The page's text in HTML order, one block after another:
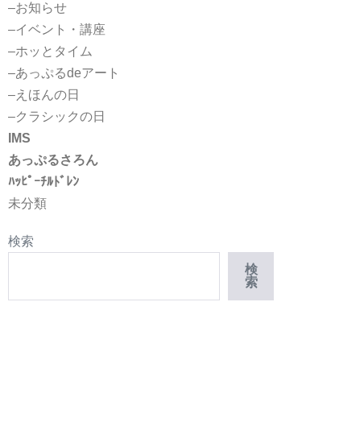
–お知らせ
–イベント・講座
–ホッとタイム
–あっぷるdeアート
–えほんの日
–クラシックの日
IMS
あっぷるさろん
ﾊｯﾋﾟｰﾁﾙﾄﾞﾚﾝ
未分類
検索
検
索